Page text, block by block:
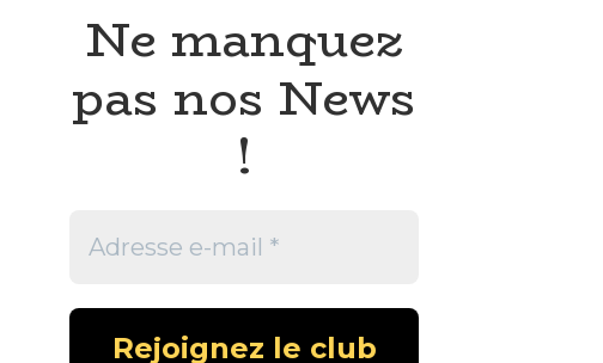
Ne manquez
pas nos News
!